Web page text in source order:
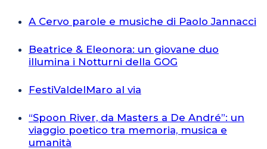
A Cervo parole e musiche di Paolo Jannacci
Beatrice & Eleonora: un giovane duo
illumina i Notturni della GOG
FestiValdelMaro al via
“Spoon River, da Masters a De André”: un
viaggio poetico tra memoria, musica e
umanità